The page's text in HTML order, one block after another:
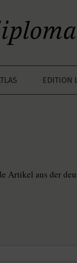
EDITION
Artikel aus der